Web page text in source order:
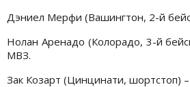
Дэниел Мерфи (Вашингтон, 2-й
Нолан Аренадо (Колорадо, 3-й
МВЗ.
Зак Козарт (Цинцинати, шортстоп)